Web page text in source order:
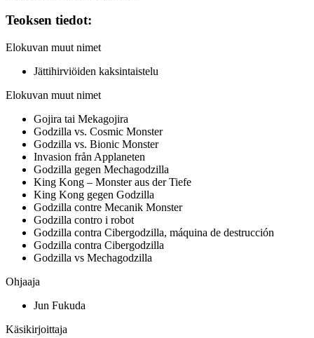
Teoksen tiedot:
Elokuvan muut nimet
Jättihirviöiden kaksintaistelu
Elokuvan muut nimet
Gojira tai Mekagojira
Godzilla vs. Cosmic Monster
Godzilla vs. Bionic Monster
Invasion från Applaneten
Godzilla gegen Mechagodzilla
King Kong – Monster aus der Tiefe
King Kong gegen Godzilla
Godzilla contre Mecanik Monster
Godzilla contro i robot
Godzilla contra Cibergodzilla, máquina de destrucción
Godzilla contra Cibergodzilla
Godzilla vs Mechagodzilla
Ohjaaja
Jun Fukuda
Käsikirjoittaja